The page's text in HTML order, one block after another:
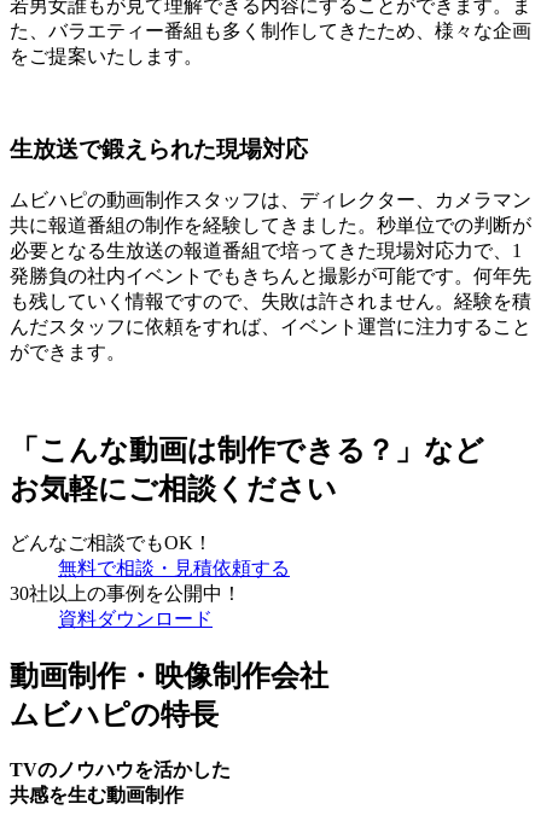
若男女誰もが見て理解できる内容にすることができます。ま
た、バラエティー番組も多く制作してきたため、様々な企画
をご提案いたします。
生放送で鍛えられた現場対応
ムビハピの動画制作スタッフは、ディレクター、カメラマン
共に報道番組の制作を経験してきました。秒単位での判断が
必要となる生放送の報道番組で培ってきた現場対応力で、1
発勝負の社内イベントでもきちんと撮影が可能です。何年先
も残していく情報ですので、失敗は許されません。経験を積
んだスタッフに依頼をすれば、イベント運営に注力すること
ができます。
「こんな動画は制作できる？」など
お気軽にご相談ください
どんなご相談でもOK！
無料で相談・見積依頼する
30社以上の事例を公開中！
資料ダウンロード
動画制作・映像制作会社
ムビハピの特長
TVのノウハウを活かした
共感を生む動画制作